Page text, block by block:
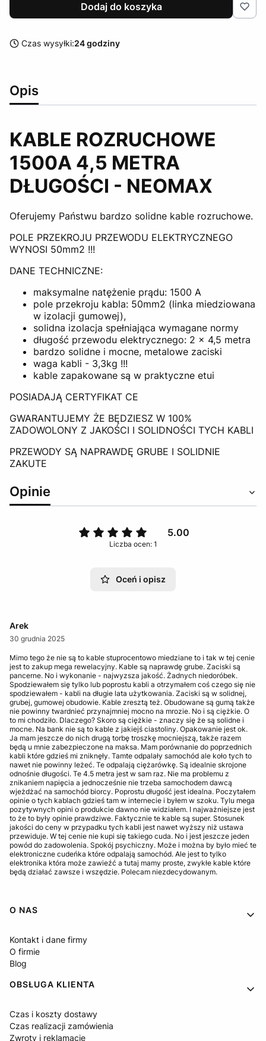
Dodaj do koszyka
Czas wysyłki:24 godziny
Opis
KABLE ROZRUCHOWE
1500A 4,5 METRA
DŁUGOŚCI - NEOMAX
Oferujemy Państwu bardzo solidne kable rozruchowe.
POLE PRZEKROJU PRZEWODU ELEKTRYCZNEGO
WYNOSI 50mm2 !!!
DANE TECHNICZNE:
maksymalne natężenie prądu: 1500 A
pole przekroju kabla: 50mm2 (linka miedziowana
w izolacji gumowej),
solidna izolacja spełniająca wymagane normy
długość przewodu elektrycznego: 2 x 4,5 metra
bardzo solidne i mocne, metalowe zaciski
waga kabli - 3,3kg !!!
kable zapakowane są w praktyczne etui
POSIADAJĄ CERTYFIKAT CE
GWARANTUJEMY ŻE BĘDZIESZ W 100%
ZADOWOLONY Z JAKOŚCI I SOLIDNOŚCI TYCH KABLI
PRZEWODY SĄ NAPRAWDĘ GRUBE I SOLIDNIE
ZAKUTE
Opinie
5.00
Liczba ocen: 1
Oceń i opisz
Arek
30 grudnia 2025
Mimo tego że nie są to kable stuprocentowo miedziane to i tak w tej cenie
jest to zakup mega rewelacyjny. Kable są naprawdę grube. Zaciski są
pancerne. No i wykonanie - najwyzsza jakość. Żadnych niedoróbek.
Spodziewałem się tylko lub poprostu kabli a otrzymałem coś czego się nie
spodziewałem - kabli na długie lata użytkowania. Zaciski są w solidnej,
grubej, gumowej obudowie. Kable zresztą też. Obudowane są gumą także
nie powinny twardnieć przynajmniej mocno na mrozie. No i są ciężkie. O
to mi chodziło. Dlaczego? Skoro są ciężkie - znaczy się że są solidne i
mocne. Na bank nie są to kable z jakiejś ciastoliny. Opakowanie jest ok.
Ja mam jeszcze do nich drugą torbę troszkę mocniejszą, także razem
będą u mnie zabezpieczone na maksa. Mam porównanie do poprzednich
kabli które gdzieś mi zniknęły. Tamte odpalały samochód ale koło tych to
nawet nie powinny leżeć. Te odpalają ciężarówkę. Są idealnie skrojone
odnośnie długości. Te 4.5 metra jest w sam raz. Nie ma problemu z
znikaniem napięcia a jednocześnie nie trzeba samochodem dawcą
wjeżdżać na samochód biorcy. Poprostu długość jest idealna. Poczytałem
opinie o tych kablach gdzieś tam w internecie i byłem w szoku. Tylu mega
pozytywnych opini o produkcie dawno nie widziałem. I najważniejsze jest
to że to były opinie prawdziwe. Faktycznie te kable są super. Stosunek
jakości do ceny w przypadku tych kabli jest nawet wyższy niż ustawa
przewiduje. W tej cenie nie kupi się takiego cuda. No i jest jeszcze jeden
powód do zadowolenia. Spokój psychiczny. Może i można by było mieć te
elektroniczne cudeńka które odpalają samochód. Ale jest to tylko
elektronika która może zawieźć a tutaj mamy proste, zwykłe kable które
będą działać zawsze i wszędzie. Polecam niezdecydowanym.
Linki w stopce
O NAS
Kontakt i dane firmy
O firmie
Blog
OBSŁUGA KLIENTA
Czas i koszty dostawy
Czas realizacji zamówienia
Zwroty i reklamacje